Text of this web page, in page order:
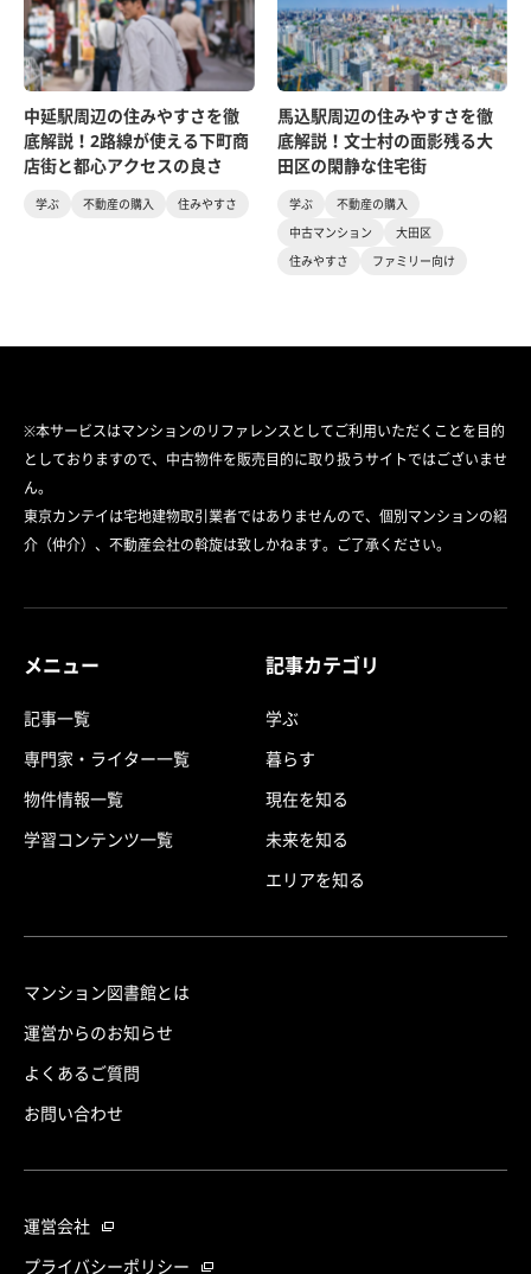
中延駅周辺の住みやすさを徹
底解説！2路線が使える下町商
店街と都心アクセスの良さ
学ぶ 不動産の購入 住みやすさ
馬込駅周辺の住みやすさを徹
底解説！文士村の面影残る大
田区の閑静な住宅街
学ぶ
不動産の購入
中古マンション
大田区
住みやすさ
ファミリー向け
※本サービスはマンションのリファレンスとしてご利用いただくことを目的
としておりますので、中古物件を販売目的に取り扱うサイトではございませ
ん。
東京カンテイは宅地建物取引業者ではありませんので、個別マンションの紹
介（仲介）、不動産会社の斡旋は致しかねます。ご了承ください。
メニュー
記事一覧
専門家・ライター一覧
物件情報一覧
学習コンテンツ一覧
記事カテゴリ
学ぶ
暮らす
現在を知る
未来を知る
エリアを知る
マンション図書館とは
運営からのお知らせ
よくあるご質問
お問い合わせ
運営会社
プライバシーポリシー